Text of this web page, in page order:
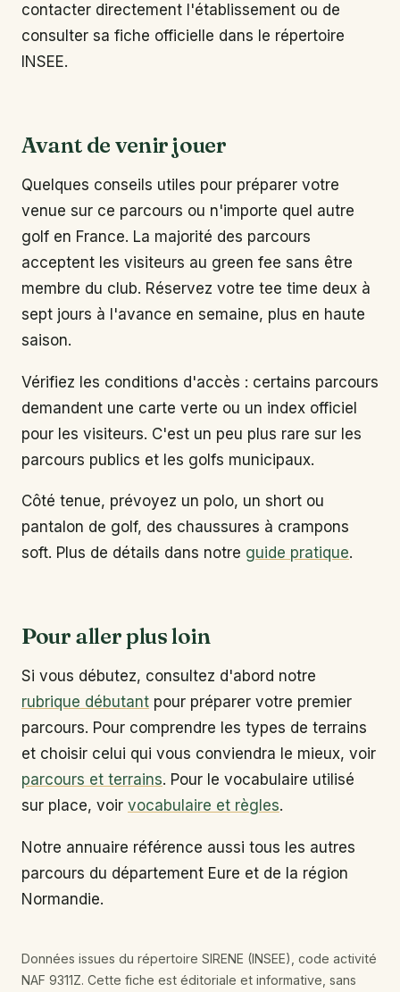
contacter directement l'établissement ou de
consulter sa fiche officielle dans le répertoire
INSEE.
Avant de venir jouer
Quelques conseils utiles pour préparer votre
venue sur ce parcours ou n'importe quel autre
golf en France. La majorité des parcours
acceptent les visiteurs au green fee sans être
membre du club. Réservez votre tee time deux à
sept jours à l'avance en semaine, plus en haute
saison.
Vérifiez les conditions d'accès : certains parcours
demandent une carte verte ou un index officiel
pour les visiteurs. C'est un peu plus rare sur les
parcours publics et les golfs municipaux.
Côté tenue, prévoyez un polo, un short ou
pantalon de golf, des chaussures à crampons
soft. Plus de détails dans notre guide pratique.
Pour aller plus loin
Si vous débutez, consultez d'abord notre
rubrique débutant pour préparer votre premier
parcours. Pour comprendre les types de terrains
et choisir celui qui vous conviendra le mieux, voir
parcours et terrains. Pour le vocabulaire utilisé
sur place, voir vocabulaire et règles.
Notre annuaire référence aussi tous les autres
parcours du département Eure et de la région
Normandie.
Données issues du répertoire SIRENE (INSEE), code activité
NAF 9311Z. Cette fiche est éditoriale et informative, sans